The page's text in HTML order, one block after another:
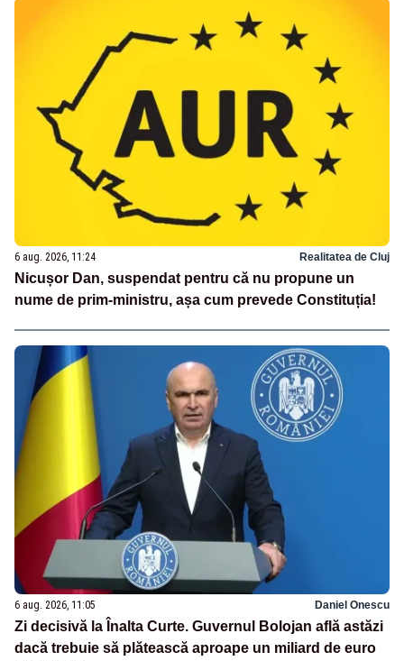
6 aug. 2026, 11:24 Realitatea de Cluj
Nicușor Dan, suspendat pentru că nu propune un
nume de prim-ministru, așa cum prevede Constituția!
6 aug. 2026, 11:05 Daniel Onescu
Zi decisivă la Înalta Curte. Guvernul Bolojan află astăzi
dacă trebuie să plătească aproape un miliard de euro